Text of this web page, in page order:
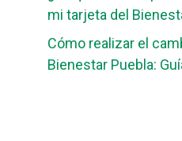
mi tarjeta del
Cómo realizar el
Bienestar Puebla: